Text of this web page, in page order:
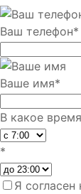
Ваш телефон*
Ваше имя*
В какое
*
Я согласен